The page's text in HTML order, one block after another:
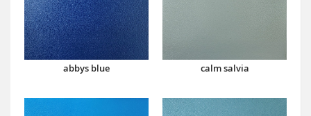
abbys blue calm salvia